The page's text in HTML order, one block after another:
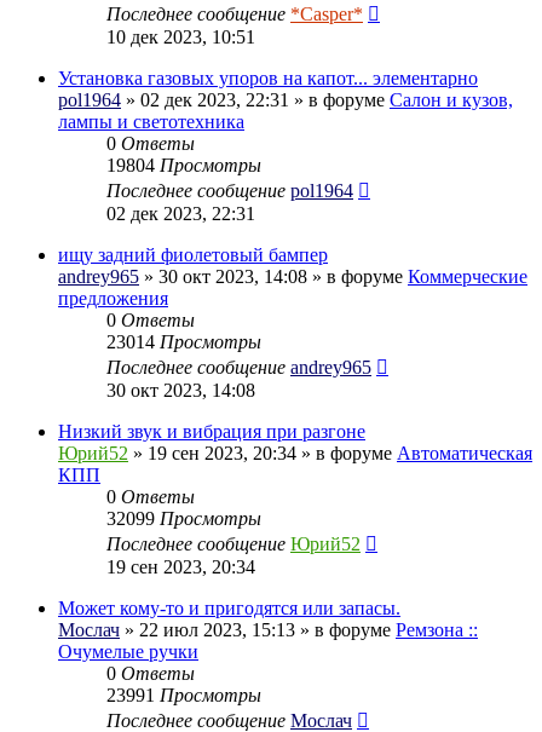
Последнее сообщение *Casper*
10 дек 2023, 10:51
Установка газовых упоров на капот... элементарно
pol1964 » 02 дек 2023, 22:31 » в форуме Салон и кузов,
лампы и светотехника
0 Ответы
19804 Просмотры
Последнее сообщение pol1964
02 дек 2023, 22:31
ищу задний фиолетовый бампер
andrey965 » 30 окт 2023, 14:08 » в форуме Коммерческие
предложения
0 Ответы
23014 Просмотры
Последнее сообщение andrey965
30 окт 2023, 14:08
Низкий звук и вибрация при разгоне
Юрий52 » 19 сен 2023, 20:34 » в форуме Автоматическая
КПП
0 Ответы
32099 Просмотры
Последнее сообщение Юрий52
19 сен 2023, 20:34
Может кому-то и пригодятся или запасы.
Мослач » 22 июл 2023, 15:13 » в форуме Ремзона ::
Очумелые ручки
0 Ответы
23991 Просмотры
Последнее сообщение Мослач